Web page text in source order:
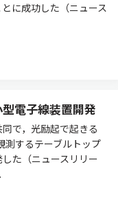
に成功した（ニュース
電子線装置開発
で，光励起で起きる
測するテーブルトップ
た（ニュースリリー